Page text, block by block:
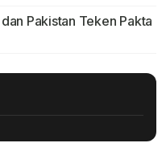
Pakistan Teken Pakta